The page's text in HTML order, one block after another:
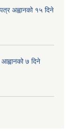
अह्वानको १५ दिने
आह्वानको ७ दिने